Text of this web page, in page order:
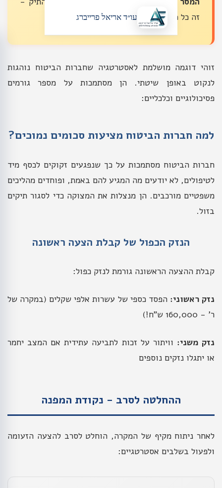
עו״ד אריאל פרייברגזה כל מה שתקבלו"
זוהי דוגמה מושלמת לאסטרטגיה שחברות הביטוח נוהגות
לנקוט באופן שיטתי. הן מסתמכות על מספר גורמים
פסיכולוגיים וכלכליים:
למה חברות הביטוח מציעות סכומים נמוכים?
חברות הביטוח מסתמכות על כך שנפגעים זקוקים לכסף מיד
לטיפולים, לא יודעים מה המגיע להם באמת, ופוחדים מהליכים
משפטיים מורכבים. הן מנצלות את המצוקה כדי לסגור תיקים
בזול.
הנזק הכפול של קבלת הצעה ראשונה
קבלת ההצעה הראשונה גורמת לנזק כפול:
נזק ראשוני: הפסד כספי של עשרות אלפי שקלים (במקרה של
ר' - 160,000 ש"ח!)
נזק משני: וויתור על זכות לתביעה עתידית אם המצב יחמר
או יתגלו נזקים נוספים
ההחלטה לסרב - נקודת המפנה
לאחר ניתוח מקיף של המקרה, הוחלט לסרב להצעה הזעומה
ולפעול בשלבים אסטרטגיים: